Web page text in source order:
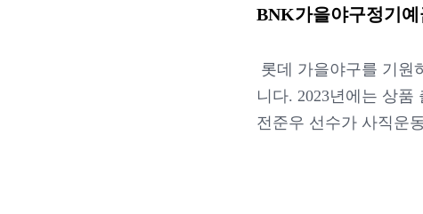
BNK가을야구정기예
롯데 가을야구를 기원
니다. 2023년에는 상
전준우 선수가 사직운